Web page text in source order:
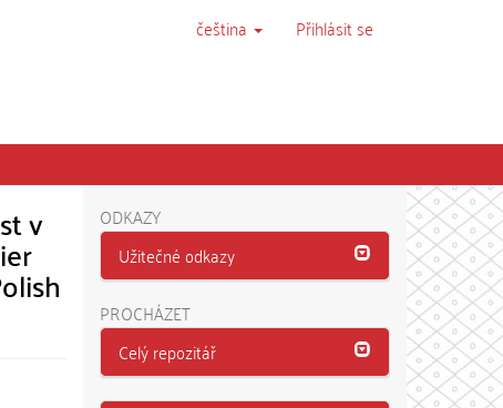
čeština Přihlásit se
v
ODKAZY
Užitečné odkazy
PROCHÁZET
Celý repozitář